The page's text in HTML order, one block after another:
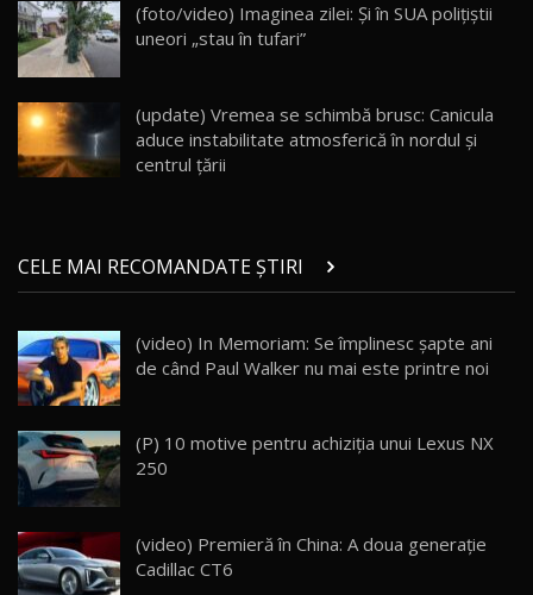
30:08
AutoBlog.MD
23:36
20
Noul ZEEKR 7X / Test Drive AutoBlog.MD
29:08
21
Micul BYD Dolphin Surf / Test Drive
AutoBlog.MD
16:59
22
Noua Mazda 6e / Test Drive AutoBlog.MD
26:59
23
Lynk & Co 01 / Test Drive AutoBlog.MD
24
ZEEKR 009: Cel mai Performant și Confortabil
Van Electric Testat în Moldova / AutoBlog.MD
26:38
(foto/video) Imaginea zilei: Și în SUA polițiștii
uneori „stau în tufari”
(update) Vremea se schimbă brusc: Canicula
aduce instabilitate atmosferică în nordul și
centrul țării
CELE MAI RECOMANDATE ȘTIRI
(video) In Memoriam: Se împlinesc şapte ani
de când Paul Walker nu mai este printre noi
(P) 10 motive pentru achiziția unui Lexus NX
250
(video) Premieră în China: A doua generaţie
Cadillac CT6